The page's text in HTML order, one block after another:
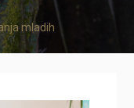
mladih